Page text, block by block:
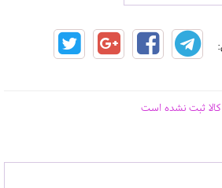
کالا ثبت نشده است